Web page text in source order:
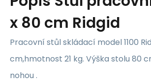
x 80 cm Ridgid
Pracovní stůl skládací model 1100
cm,hmotnost 21 kg. Výška stolu 80
nohou .